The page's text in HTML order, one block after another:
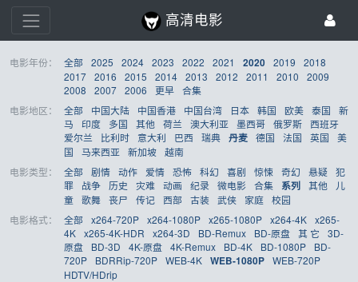
高清电影
电影年份： 全部 2025 2024 2023 2022 2021 2020 2019
2018
2017 2016 2015 2014 2013 2012 2011 2010
2009
2008
2007 2006 更早 合集
电影地区：
全部 中国大陆 中国香港 中国台湾 日本 韩国 欧美 泰国
新
马
印度 多国 其他 荷兰 澳大利亚 墨西哥 俄罗斯 西班牙
爱尔兰
比利时 意大利 巴西 瑞典 丹麦 德国 法国 英国
美
国
马来西亚 新加坡 越南
电影类型：
全部 剧情 动作 爱情 恐怖 科幻 喜剧 惊悚 奇幻 悬疑 犯
罪
战争 历史 灾难 动画 纪录 微电影 合集 系列 其他
儿
童 歌舞 丧尸 传记 西部 古装 武侠 家庭 校园
电影格式：
全部 x264-720P x264-1080P x265-1080P x264-4K x265-
4K x265-4K-HDR x264-3D BD-Remux BD-原盘 其 它
3D-
原盘
BD-3D 4K-原盘 4K-Remux BD-4K BD-1080P
BD-
720P
BDRRip-720P WEB-4K WEB-1080P WEB-720P
HDTV/HDrip